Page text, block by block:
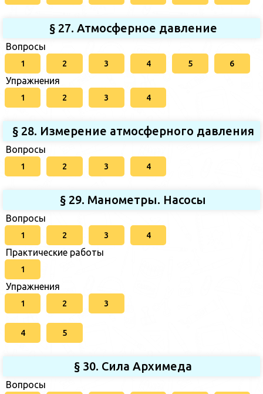
§ 27. Атмосферное давление
Вопросы
1 2 3 4 5 6
Упражнения
1 2 3 4
§ 28. Измерение атмосферного давления
Вопросы
1 2 3 4
§ 29. Манометры. Насосы
Вопросы
1 2 3 4
Практические работы
1
Упражнения
1 2 3
4 5
§ 30. Сила Архимеда
Вопросы